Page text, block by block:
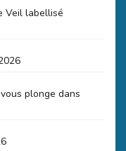
Veil labellisé
plonge dans